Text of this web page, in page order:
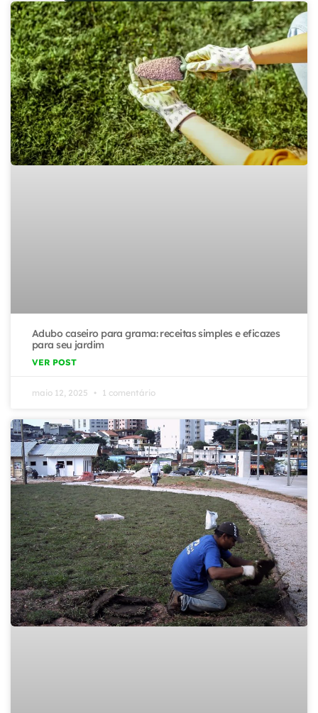
Adubo caseiro para grama: receitas simples e eficazes
para seu jardim
VER POST
maio 12, 2025 1 comentário